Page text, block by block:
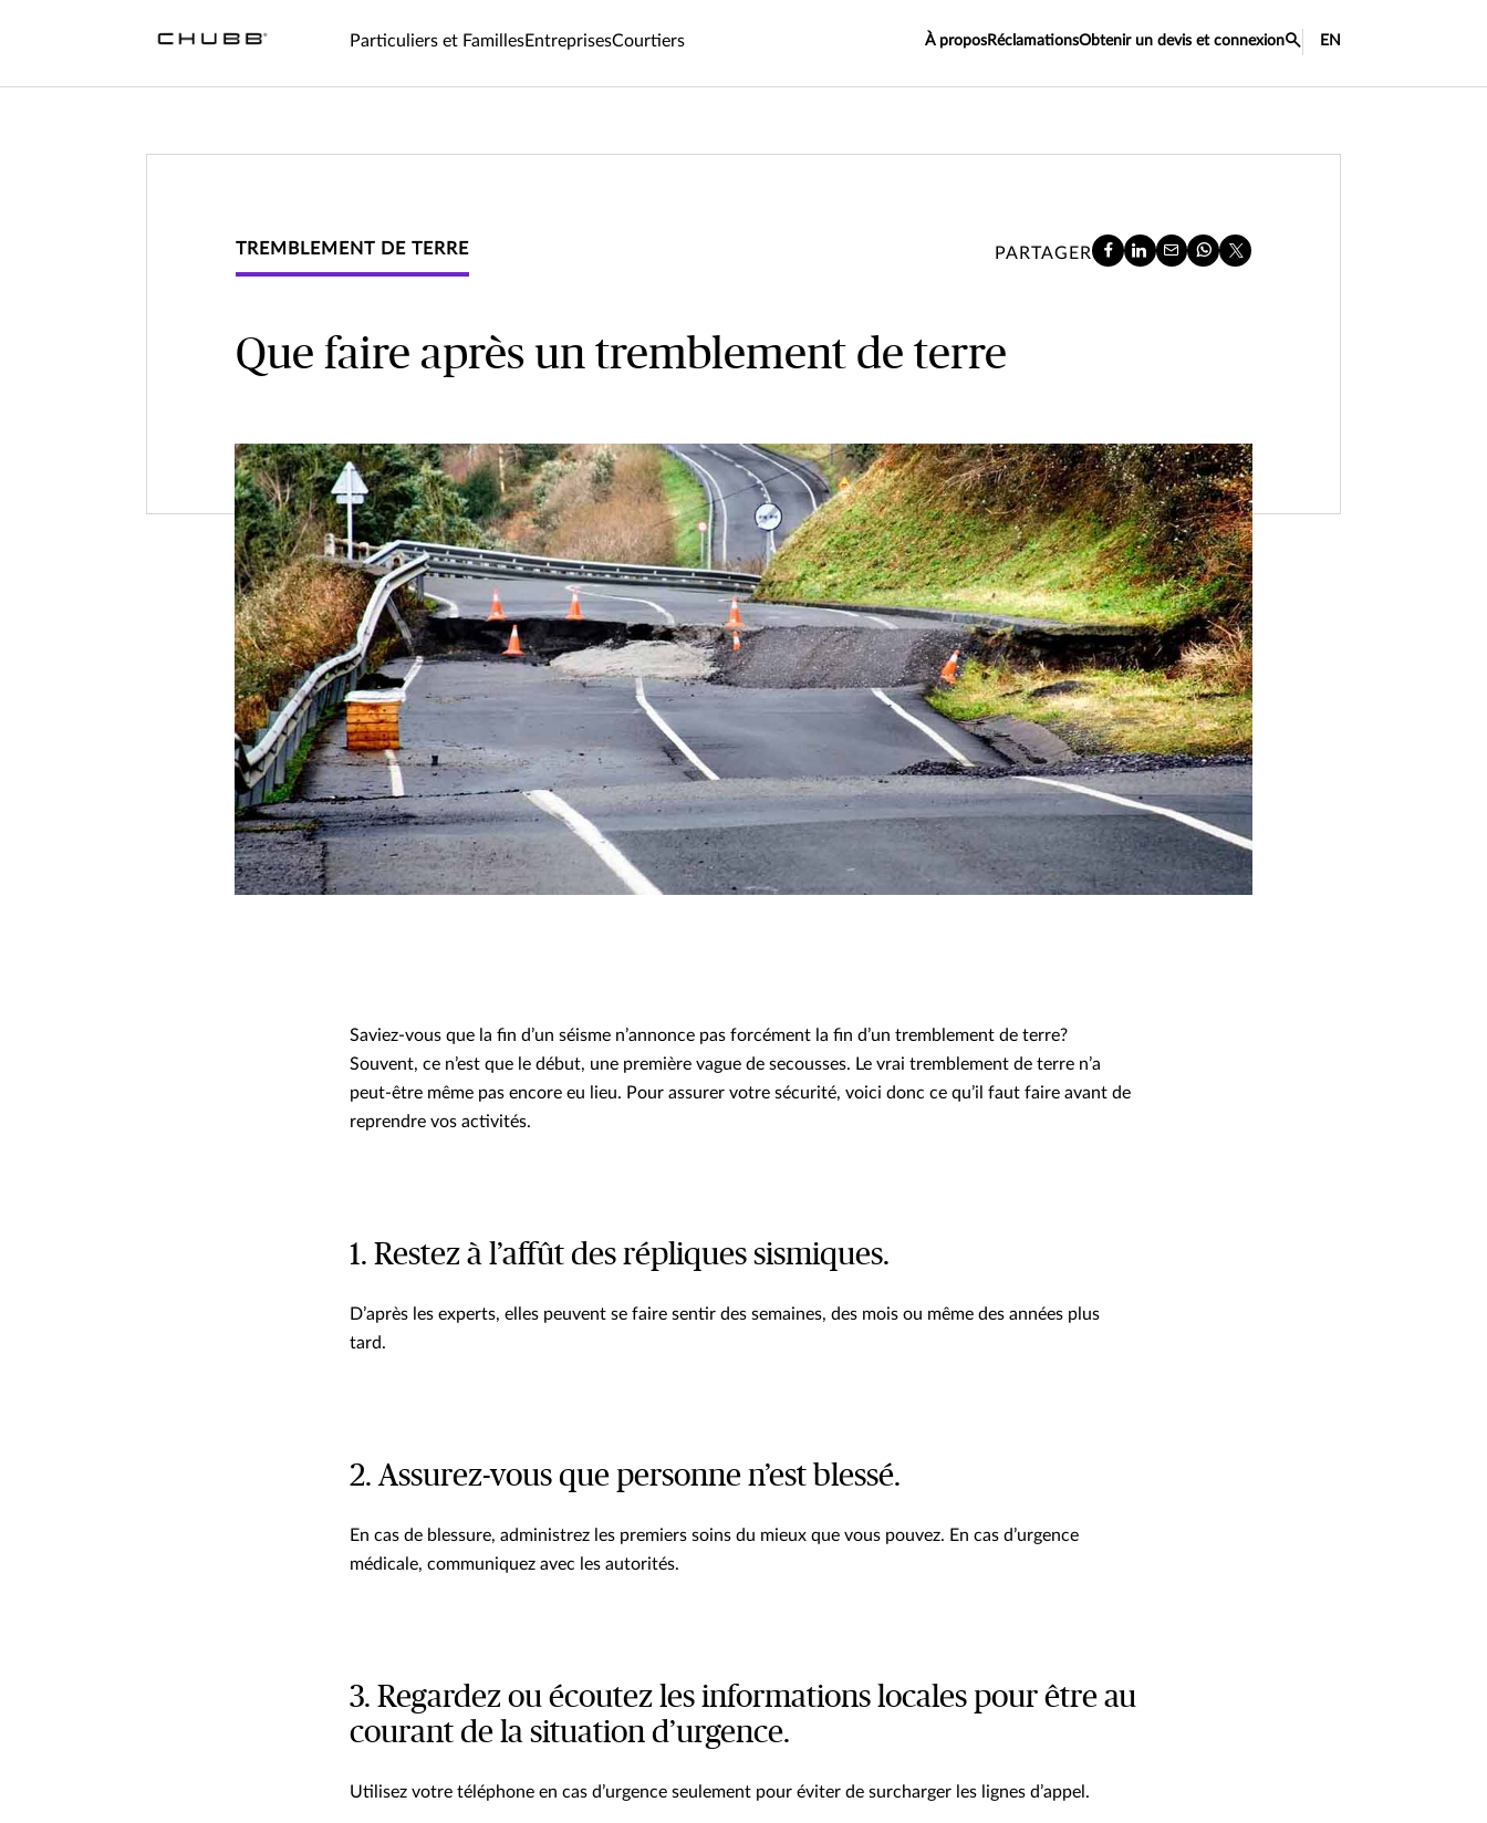
Particuliers et FamillesEntreprisesCourtiers À propos RéclamationsObtenir un devis et connexion EN
TREMBLEMENT DE TERRE PARTAGER
Que faire après un tremblement de terre
Saviez-vous que la fin d’un séisme n’annonce pas forcément la fin d’un tremblement de terre?
Souvent, ce n’est que le début, une première vague de secousses. Le vrai tremblement de terre n’a
peut-être même pas encore eu lieu. Pour assurer votre sécurité, voici donc ce qu’il faut faire avant de
reprendre vos activités.
1. Restez à l’affût des répliques sismiques.
D’après les experts, elles peuvent se faire sentir des semaines, des mois ou même des années plus
tard.
2. Assurez-vous que personne n’est blessé.
En cas de blessure, administrez les premiers soins du mieux que vous pouvez. En cas d’urgence
médicale, communiquez avec les autorités.
3. Regardez ou écoutez les informations locales pour être au
courant de la situation d’urgence.
Utilisez votre téléphone en cas d’urgence seulement pour éviter de surcharger les lignes d’appel.